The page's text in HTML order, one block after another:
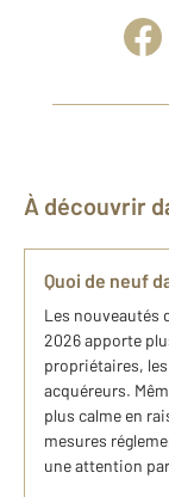
À découvrir
Quoi de neuf
Les nouveautés
2026 apporte
propriétaires,
acquéreurs.
plus calme en
mesures
une attention